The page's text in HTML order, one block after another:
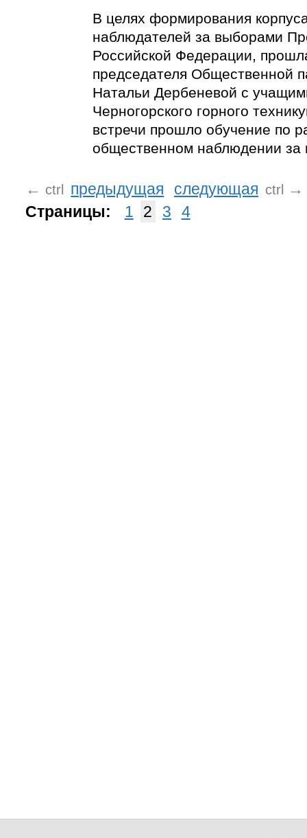
В целях формирования
наблюдателей за выборами
Российской Федерации,
председателя Общественной
Натальи Дербеневой с
Черногорского горного
встречи прошло обучение по
общественном наблюдении за
← ctrl предыдущая следующая ctrl
→
Страницы:
1 2 3 4